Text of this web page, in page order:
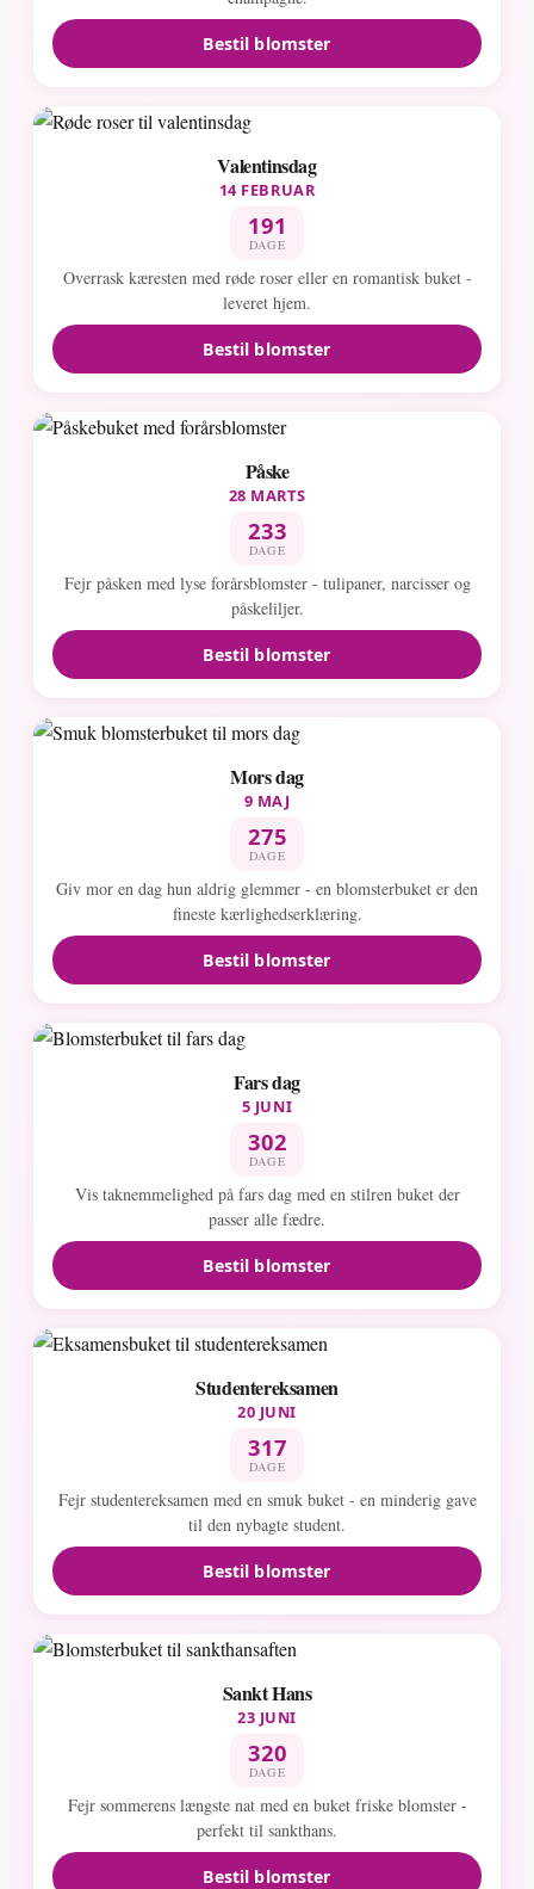
Bestil blomster
Valentinsdag
14 FEBRUAR
191
DAGE
Overrask kæresten med røde roser eller en romantisk buket -
leveret hjem.
Bestil blomster
Påske
28 MARTS
233
DAGE
Fejr påsken med lyse forårsblomster - tulipaner, narcisser og
påskeliljer.
Bestil blomster
Mors dag
9 MAJ
275
DAGE
Giv mor en dag hun aldrig glemmer - en blomsterbuket er den
fineste kærlighedserklæring.
Bestil blomster
Fars dag
5 JUNI
302
DAGE
Vis taknemmelighed på fars dag med en stilren buket der
passer alle fædre.
Bestil blomster
Studentereksamen
20 JUNI
317
DAGE
Fejr studentereksamen med en smuk buket - en minderig gave
til den nybagte student.
Bestil blomster
Sankt Hans
23 JUNI
320
DAGE
Fejr sommerens længste nat med en buket friske blomster -
perfekt til sankthans.
Bestil blomster